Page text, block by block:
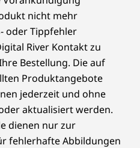
nicht mehr
oder Tippfehler
River Kontakt zu
Bestellung. Die auf
Produktangebote
jederzeit und ohne
aktualisiert werden.
dienen nur zur
fehlerhafte Abbildungen